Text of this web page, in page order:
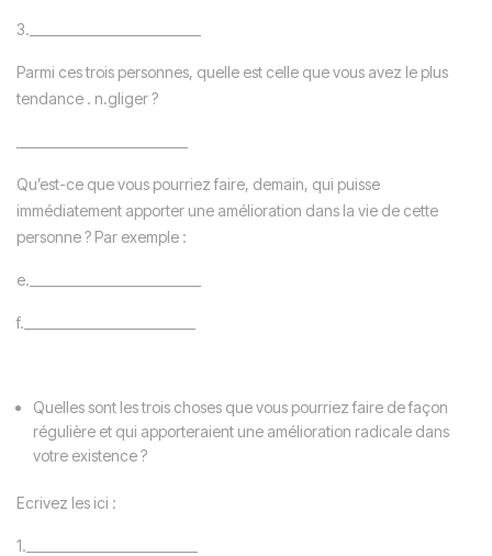
3.__________________________
Parmi ces trois personnes, quelle est celle que vous avez le plus
tendance . n.gliger ?
Qu’est-ce que vous pourriez faire, demain, qui puisse
immédiatement apporter une amélioration dans la vie de cette
personne ? Par exemple :
e.__________________________
f.__________________________
Quelles sont les trois choses que vous pourriez faire de façon
régulière et qui apporteraient une amélioration radicale dans
votre existence ?
Ecrivez les ici :
1.__________________________